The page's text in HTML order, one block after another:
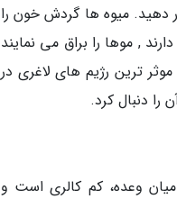
دهید. میوه ها گردش خون را
, موها را براق می نمایند
ترین رژیم های لاغری در
را دنبال کرد.
وعده، کم کالری است و